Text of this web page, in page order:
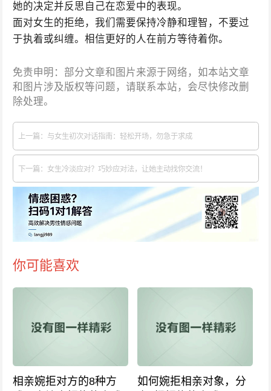
她的决定并反思自己在恋爱中的表现。
面对女生的拒绝，我们需要保持冷静和理智，不要过
于执着或纠缠。相信更好的人在前方等待着你。
免责申明：部分文章和图片来源于网络，如本站文章
和图片涉及版权等问题，请联系本站，会尽快修改删
除处理。
上一篇：与女生初次对话指南：轻松开场，勿急于求成
下一篇：女生冷淡应对？巧妙应对法，让她主动找你交流！
你可能喜欢
相亲婉拒对方的8种方
如何婉拒相亲对象，分